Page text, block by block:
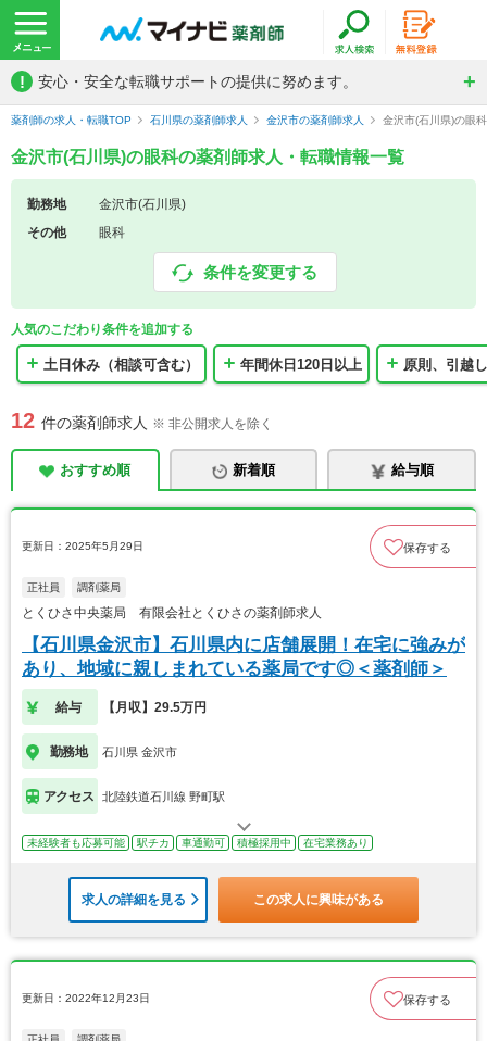
! 安心・安全な転職サポートの提供に努めます。
薬剤師の求人・転職TOP 石川県の薬剤師求人 金沢市の薬剤師求人 金沢市(石川県)の眼
金沢市(石川県)の眼科の薬剤師求人・転職情報一覧
勤務地
金沢市(石川県)
その他
眼科
条件を変更する
人気のこだわり条件を追加する
土日休み（相談可含む） 年間休日120日以上 原則、引越
12 件の薬剤師求人 ※ 非公開求人を除く
おすすめ順 新着順 給与順
更新日：2025年5月29日 保存する
正社員 調剤薬局
とくひさ中央薬局 有限会社とくひさの薬剤師求人
【石川県金沢市】石川県内に店舗展開！在宅に強みが
あり、地域に親しまれている薬局です◎＜薬剤師＞
給与 【月収】29.5万円
勤務地 石川県 金沢市
アクセス 北陸鉄道石川線 野町駅
未経験者も応募可能 駅チカ 車通勤可 積極採用中 在宅業務あり
求人の詳細を見る この求人に興味がある
更新日：2022年12月23日 保存する